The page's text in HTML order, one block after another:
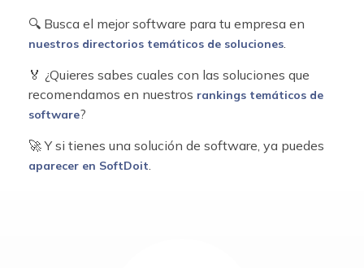
🔍 Busca el mejor software para tu empresa en
nuestros directorios temáticos de soluciones.
🏅 ¿Quieres sabes cuales con las soluciones que
recomendamos en nuestros rankings temáticos de
software?
🚀 Y si tienes una solución de software, ya puedes
aparecer en SoftDoit.